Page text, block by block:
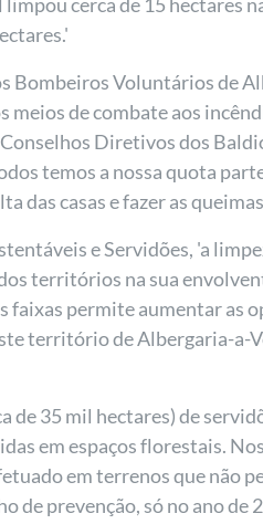
Bombeiros Voluntários de
de combate aos
Diretivos dos
temos a nossa quota
casas e fazer as
e Servidões, 'a
territórios na sua
permite aumentar as
território de Albergaria-a-
35 mil hectares) de
em espaços florestais.
em terrenos que não
prevenção, só no ano